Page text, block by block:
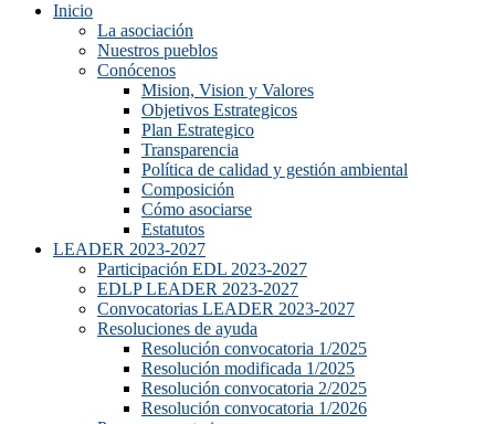
Inicio
La asociación
Nuestros pueblos
Conócenos
Mision, Vision y Valores
Objetivos Estrategicos
Plan Estrategico
Transparencia
Política de calidad y gestión ambiental
Composición
Cómo asociarse
Estatutos
LEADER 2023-2027
Participación EDL 2023-2027
EDLP LEADER 2023-2027
Convocatorias LEADER 2023-2027
Resoluciones de ayuda
Resolución convocatoria 1/2025
Resolución modificada 1/2025
Resolución convocatoria 2/2025
Resolución convocatoria 1/2026